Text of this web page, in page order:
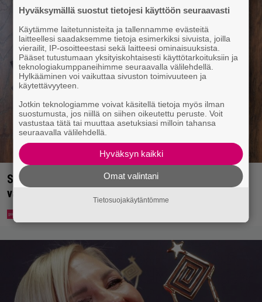
Syötkö perunoita näin? Tutkijat löysivät yhteyden
vakavaan kansansairauteen
Hyväksymällä suostut tietojesi käyttöön seuraavasti
Käytämme laitetunnisteita ja tallennamme evästeitä
laitteellesi saadaksemme tietoja esimerkiksi sivuista, joilla
vierailit, IP-osoitteestasi sekä laitteesi ominaisuuksista.
Pääset tutustumaan yksityiskohtaisesti käyttötarkoituksiin ja
teknologiakumppaneihimme seuraavalla välilehdellä.
Hylkääminen voi vaikuttaa sivuston toimivuuteen ja
käytettävyyteen.
Jotkin teknologiamme voivat käsitellä tietoja myös ilman
suostumusta, jos niillä on siihen oikeutettu peruste. Voit
vastustaa tätä tai muuttaa asetuksiasi milloin tahansa
seuraavalla välilehdellä.
Hyväksyn kaikki
Omat valintani
Tietosuojakäytäntömme